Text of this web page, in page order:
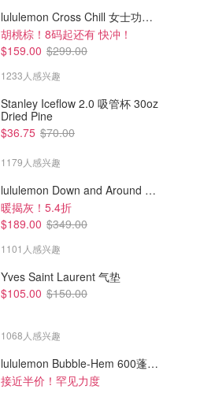
lululemon Cross Chill 女士功能夹克
胡桃棕！8码起还有 快冲！
$159.00 $299.00
1233人感兴趣
Stanley Iceflow 2.0 吸管杯 30oz
Dried Pine
$36.75 $70.00
1179人感兴趣
lululemon Down and Around 羽绒夹克
暖揭灰！5.4折
$189.00 $349.00
1101人感兴趣
Yves Saint Laurent 气垫
$105.00 $150.00
1068人感兴趣
lululemon Bubble-Hem 600蓬松羽绒夹克
接近半价！罕见力度